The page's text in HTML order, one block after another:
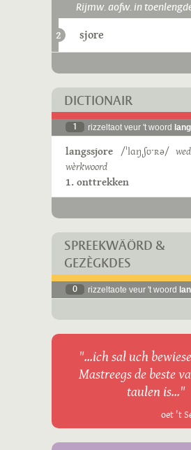
Rijmw. aofw. in
2 sjore
DICTIONAIR
1 rizzeltaot veur 't woord
langssjore /ˈlɑŋˌʃʊˑʀə/
wèrkwoord
1. onttrekken
SPREEKWÄÖRD &
GEZÈGKDES
0 rizzeltaote veur 't woord
"...ich sal uch
Mastreegs de beste
taulen is..."
oet 't